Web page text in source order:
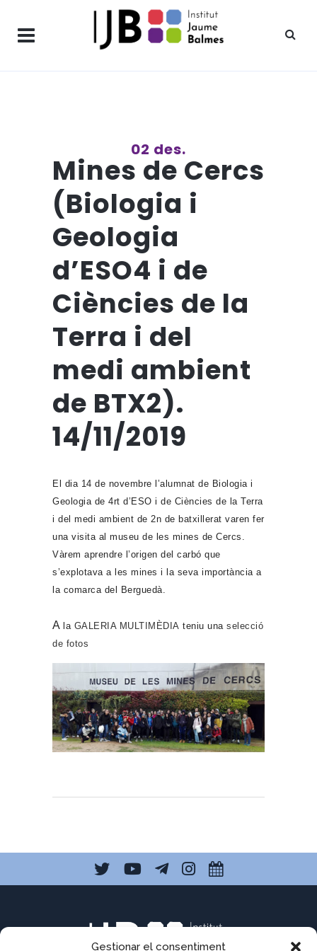
Gestionar el consentiment
02 des.
Mines de Cercs
(Biologia i
Geologia
d’ESO4 i de
Ciències de la
Terra i del
medi ambient
de BTX2).
14/11/2019
El dia 14 de novembre l’alumnat de Biologia i
Geologia de 4rt d’ESO i de Ciències de la Terra
i del medi ambient de 2n de batxillerat varen fer
una visita al museu de les mines de Cercs.
Vàrem aprendre l’origen del carbó que
s’explotava a les mines i la seva importància a
la comarca del Berguedà.
A la GALERIA MULTIMÈDIA teniu una selecció
de fotos